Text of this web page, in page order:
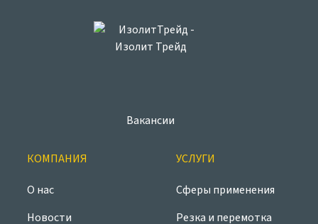
Вакансии
КОМПАНИЯ
О нас
Новости
УСЛУГИ
Сферы применения
Резка и перемотка